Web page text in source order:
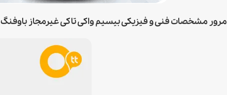
مرور مشخصات فنی و فیزیکی بیسیم واکی تاکی غیرمجاز باوفنگ BAOFENG UV-9R Plus